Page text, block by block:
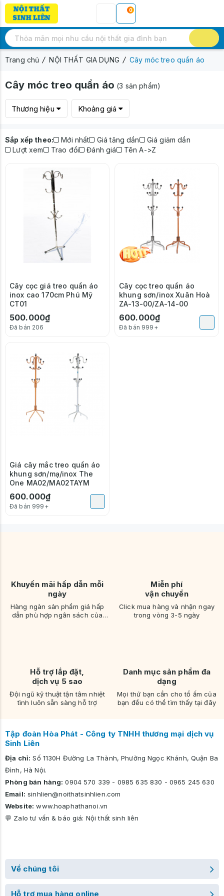
0
Trang chủ NỘI THẤT GIA DỤNG Cây móc treo quần áo
Cây móc treo quần áo (3 sản phẩm)
Thương hiệu Khoảng giá
Sắp xếp theo: Mới nhất Giá tăng dần
Giá giảm dần
Lượt xem
Trao đổi Đánh giá Tên A->Z
Cây cọc giá treo quần áo
inox cao 170cm Phú Mỹ
CT01
500.000₫
Đã bán 206
Cây cọc treo quần áo
khung sơn/inox Xuân Hoà
ZA-13-00/ZA-14-00
600.000₫
Đã bán 999+
Giá cây mắc treo quần áo
khung sơn/mạ/inox The
One MA02/MA02TAYM
600.000₫
Đã bán 999+
Khuyến mãi hấp dẫn mỗi
ngày
Hàng ngàn sản phẩm giá hấp
dẫn phù hợp ngân sách của
Miễn phí
vận chuyển
Click mua hàng và nhận ngay
trong vòng 3-5 ngày
Hỗ trợ lắp đặt,
dịch vụ 5 sao
Đội ngũ kỹ thuật tận tâm nhiệt
tình luôn sẵn sàng hỗ trợ
Danh mục sản phẩm đa
dạng
Mọi thứ bạn cần cho tổ ấm của
bạn đều có thể tìm thấy tại đây
Tập đoàn Hòa Phát - Công ty TNHH thương mại dịch vụ
Sinh Liên
Địa chỉ: Số 1130H Đường La Thành, Phường Ngọc Khánh, Quận Ba
Đình, Hà Nội.
Phòng bán hàng: 0904 570 339 - 0985 635 830 - 0965 245 630
Email: sinhlien@noithatsinhlien.com
Website: www.hoaphathanoi.vn
💬 Zalo tư vấn & báo giá: Nội thất sinh liên
Về chúng tôi
Hỗ trợ mua hàng online